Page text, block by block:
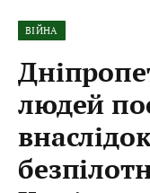
ВІЙНА
людей